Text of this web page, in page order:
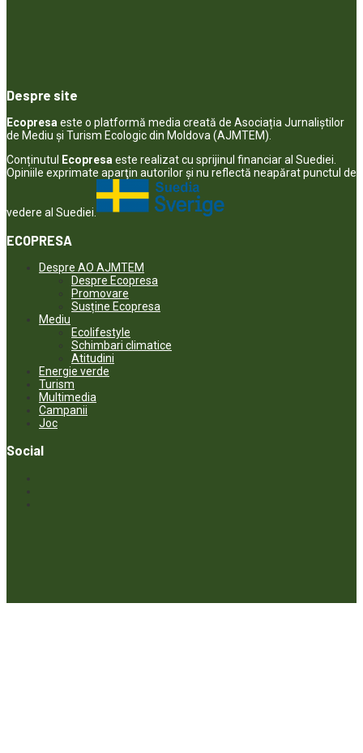
Despre site
Ecopresa este o platformă media creată de Asociația Jurnaliștilor
de Mediu și Turism Ecologic din Moldova (AJMTEM).
Conținutul
Ecopresa este realizat cu sprijinul financiar al Suediei.
Opiniile exprimate aparţin autorilor şi nu reflectă neapărat punctul de
vedere al Suediei.
ECOPRESA
Despre AO AJMTEM
Despre Ecopresa
Promovare
Susține Ecopresa
Mediu
Ecolifestyle
Schimbari climatice
Atitudini
Energie verde
Turism
Multimedia
Campanii
Joc
Social